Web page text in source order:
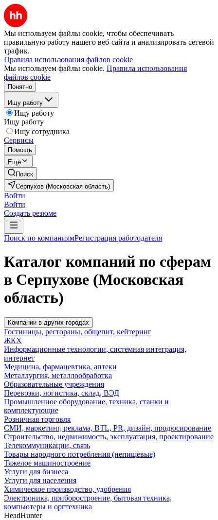
Мы используем файлы cookie, чтобы обеспечивать
правильную работу нашего веб-сайта и анализировать сетевой
трафик.
Правила использования файлов cookie
Мы используем файлы cookie. Правила использования
файлов cookie
Понятно
Ищу работу
Ищу работу
Ищу работу
Ищу сотрудника
Сервисы
Помощь
Ещё
Поиск
Серпухов (Московская область)
Войти
Войти
Создать резюме
Поиск по компаниямРегистрация работодателя
Каталог компаний по сферам
в Серпухове (Московская
область)
Компании в других городах
Гостиницы, рестораны, общепит, кейтеринг
ЖКХ
Информационные технологии, системная интеграция,
интернет
Медицина, фармацевтика, аптеки
Металлургия, металлообработка
Образовательные учреждения
Перевозки, логистика, склад, ВЭД
Промышленное оборудование, техника, станки и
комплектующие
Розничная торговля
СМИ, маркетинг, реклама, BTL, PR, дизайн, продюсирование
Строительство, недвижимость, эксплуатация, проектирование
Телекоммуникации, связь
Товары народного потребления (непищевые)
Тяжелое машиностроение
Услуги для бизнеса
Услуги для населения
Химическое производство, удобрения
Электроника, приборостроение, бытовая техника,
компьютеры и оргтехника
HeadHunter